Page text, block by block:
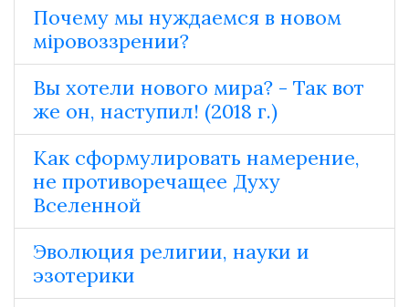
Почему мы нуждаемся в новом
мiровоззрении?
Вы хотели нового мира? - Так вот
же он, наступил! (2018 г.)
Как сформулировать намерение,
не противоречащее Духу
Вселенной
Эволюция религии, науки и
эзотерики